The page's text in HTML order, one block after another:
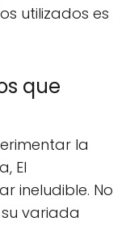
utilizados es
que
la
El
ineludible. No
variada